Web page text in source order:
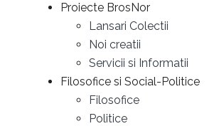
Proiecte BrosNor
Lansari Colectii
Noi creatii
Servicii si Informatii
Filosofice si Social-Politice
Filosofice
Politice